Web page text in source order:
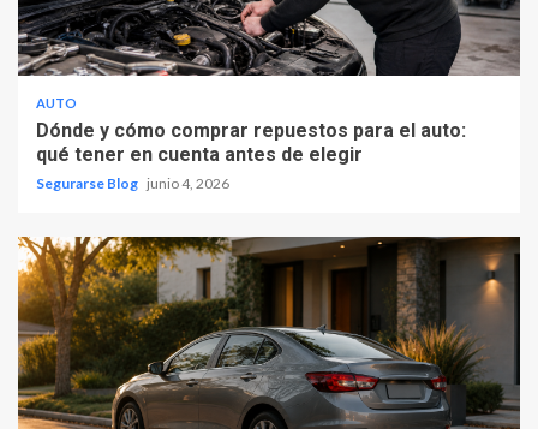
AUTO
Dónde y cómo comprar repuestos para el auto:
qué tener en cuenta antes de elegir
Segurarse Blog junio 4, 2026